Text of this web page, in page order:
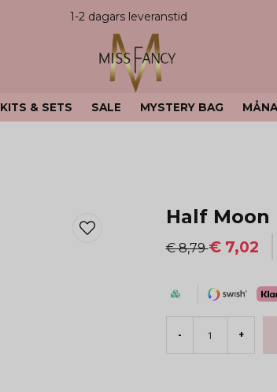
1-2 dagars leveranstid
KITS & SETS SALE MYSTERY BAG
Half Moon
€ 8,79€ 7,02
- +